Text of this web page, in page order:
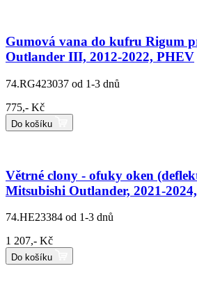
Gumová vana do kufru Rigum
Outlander III, 2012-2022, PHEV
74.RG423037 od 1-3 dnů
775,- Kč
Do košíku
Větrné clony - ofuky oken
Mitsubishi Outlander, 2021-
74.HE23384 od 1-3 dnů
1 207,- Kč
Do košíku